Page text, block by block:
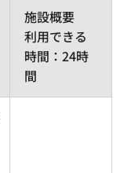
施設概要
利用できる
時間：24時
間